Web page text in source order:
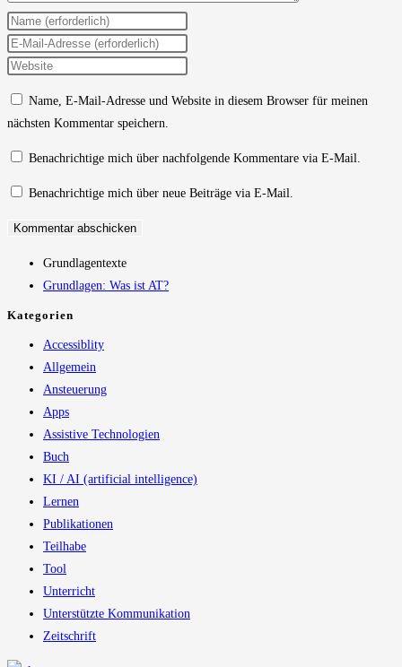
Gib
deinen
Namen
Benutzernamen
Kommentieren
Gib
deine
zum
ein
Gib
ein
Name, E-Mail-Adresse und Website in diesem Browser für meinen
nächsten Kommentar speichern.
Benachrichtige mich über nachfolgende Kommentare via E-Mail.
Benachrichtige mich über neue Beiträge via E-Mail.
Grundlagentexte
Grundlagen: Was ist AT?
Kategorien
Accessiblity
Allgemein
Ansteuerung
Apps
Assistive Technologien
Buch
KI / AI (artificial intelligence)
Lernen
Publikationen
Teilhabe
Tool
Unterricht
Unterstützte Kommunikation
Zeitschrift